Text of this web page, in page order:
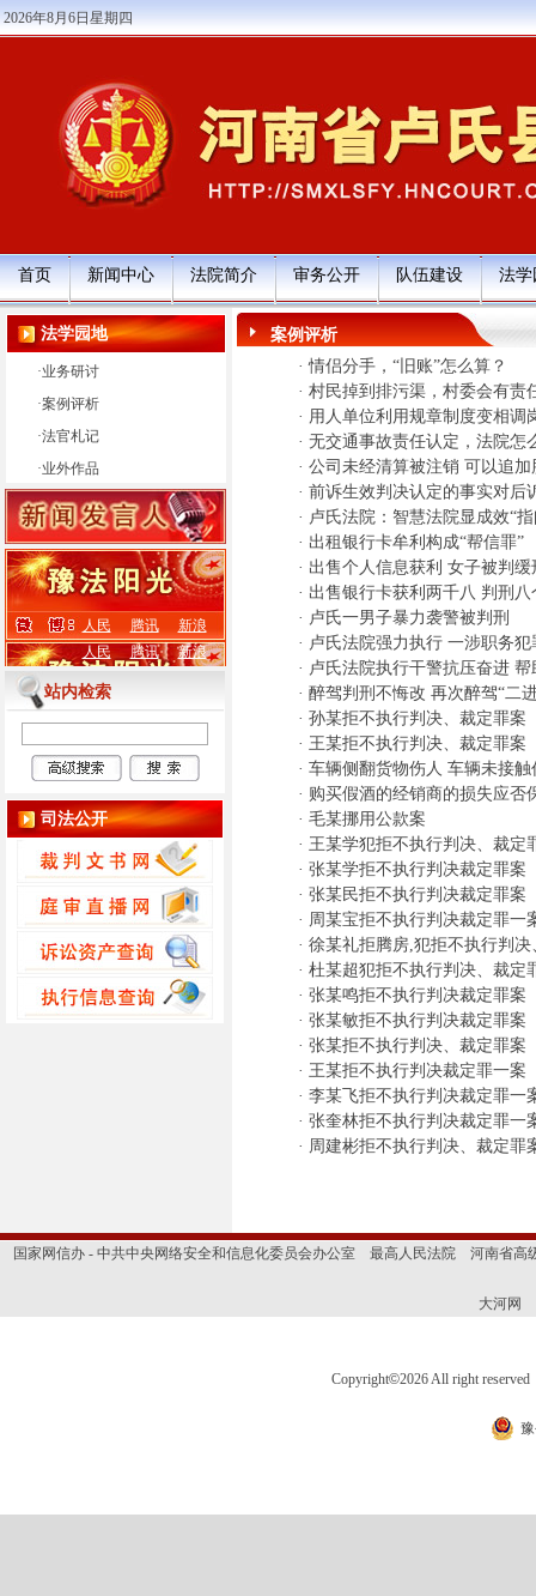
2026年8月6日星期四
首页 新闻中心 法院简介 审务公开 队伍建设 法学
法学园地
·业务研讨
·案例评析
·法官札记
·业外作品
人民 腾讯
新浪
人民
腾讯 新浪
站内检索
司法公开
案例评析
· 情侣分手，“旧账”怎么算？
· 村民掉到排污渠，村委会有责
· 用人单位利用规章制度变相调
· 无交通事故责任认定，法院怎
· 公司未经清算被注销 可以追
· 前诉生效判决认定的事实对后
· 卢氏法院：智慧法院显成效“
· 出租银行卡牟利构成“帮信罪”
· 出售个人信息获利 女子被判缓
· 出售银行卡获利两千八 判刑
· 卢氏一男子暴力袭警被判刑
· 卢氏法院强力执行 一涉职务
· 卢氏法院执行干警抗压奋进
· 醉驾判刑不悔改 再次醉驾“二
· 孙某拒不执行判决、裁定罪案
· 王某拒不执行判决、裁定罪案
· 车辆侧翻货物伤人 车辆未接触
· 购买假酒的经销商的损失应否
· 毛某挪用公款案
· 王某学犯拒不执行判决、裁定
· 张某学拒不执行判决裁定罪案
· 张某民拒不执行判决裁定罪案
· 周某宝拒不执行判决裁定罪一
· 徐某礼拒腾房,犯拒不执行判决
· 杜某超犯拒不执行判决、裁定
· 张某鸣拒不执行判决裁定罪案
· 张某敏拒不执行判决裁定罪案
· 张某拒不执行判决、裁定罪案
· 王某拒不执行判决裁定罪一案
· 李某飞拒不执行判决裁定罪一
· 张奎林拒不执行判决裁定罪一
· 周建彬拒不执行判决、裁定罪
国家网信办 - 中共中央网络安全和信息化委员会办公室 最高人民法院 河南省高
大河网
Copyright©2026 All right